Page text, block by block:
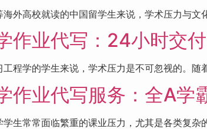
海外高校就读的中国留学生来说，学术压力与
作业代写：24小时交
工程学的学生来说，学术压力是不可忽视的。
作业代写服务：全A学
学生常常面临繁重的课业压力，尤其是各类复